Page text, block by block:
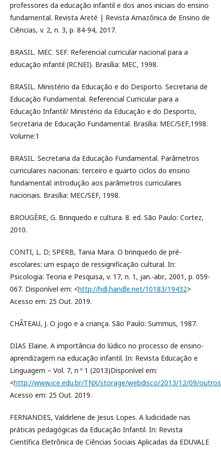
professores da educação infantil e dos anos iniciais do ensino
fundamental. Revista Areté | Revista Amazônica de Ensino de
Ciências, v. 2, n. 3, p. 84-94, 2017.
BRASIL. MEC. SEF. Referencial curricular nacional para a
educação infantil (RCNEI). Brasília: MEC, 1998.
BRASIL. Ministério da Educação e do Desporto. Secretaria de
Educação Fundamental. Referencial Curricular para a
Educação Infantil/ Ministério da Educação e do Desporto,
Secretaria de Educação Fundamental. Brasília: MEC/SEF,1998.
Volume:1
BRASIL. Secretaria da Educação Fundamental. Parâmetros
curriculares nacionais: terceiro e quarto ciclos do ensino
fundamental: introdução aos parâmetros curriculares
nacionais. Brasília: MEC/SEF, 1998.
BROUGÈRE, G. Brinquedo e cultura. 8. ed. São Paulo: Cortez,
2010.
CONTI, L. D; SPERB, Tania Mara. O brinquedo de pré-
escolares: um espaço de ressignificação cultural. In:
Psicologia: Teoria e Pesquisa, v. 17, n. 1, jan.-abr., 2001, p. 059-
067. Disponível em: <http://hdl.handle.net/10183/19432>
Acesso em: 25 Out. 2019.
CHÂTEAU, J. O jogo e a criança. São Paulo: Summus, 1987.
DIAS Elaine. A importância do lúdico no processo de ensino-
aprendizagem na educação infantil. In: Revista Educação e
Linguagem – Vol. 7, n º 1 (2013)Disponível em:
<http://www.ice.edu.br/TNX/storage/webdisco/2013/12/09/
Acesso em: 25 Out. 2019.
FERNANDES, Valdirlene de Jesus Lopes. A ludicidade nas
práticas pedagógicas da Educação Infantil. In: Revista
Científica Eletrônica de Ciências Sociais Aplicadas da EDUVALE